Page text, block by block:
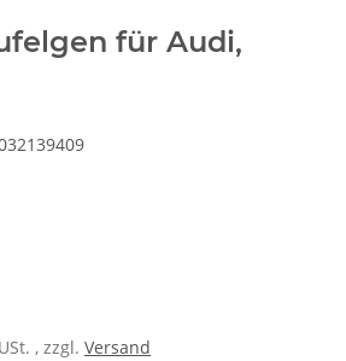
für Audi,
, zzgl. Versand